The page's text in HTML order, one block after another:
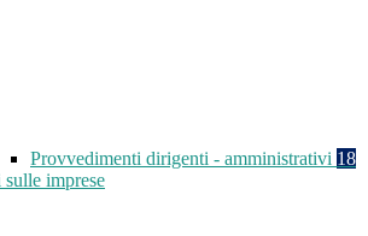
Provvedimenti dirigenti - amministrativi 18
imprese